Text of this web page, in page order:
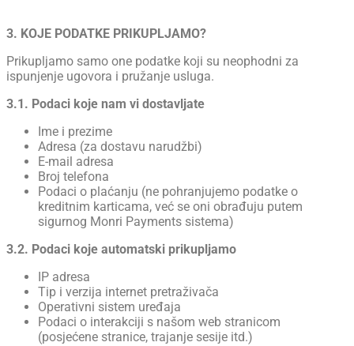
3. KOJE PODATKE PRIKUPLJAMO?
Prikupljamo samo one podatke koji su neophodni za
ispunjenje ugovora i pružanje usluga.
3.1. Podaci koje nam vi dostavljate
Ime i prezime
Adresa (za dostavu narudžbi)
E-mail adresa
Broj telefona
Podaci o plaćanju (ne pohranjujemo podatke o
kreditnim karticama, već se oni obrađuju putem
sigurnog Monri Payments sistema)
3.2. Podaci koje automatski prikupljamo
IP adresa
Tip i verzija internet pretraživača
Operativni sistem uređaja
Podaci o interakciji s našom web stranicom
(posjećene stranice, trajanje sesije itd.)